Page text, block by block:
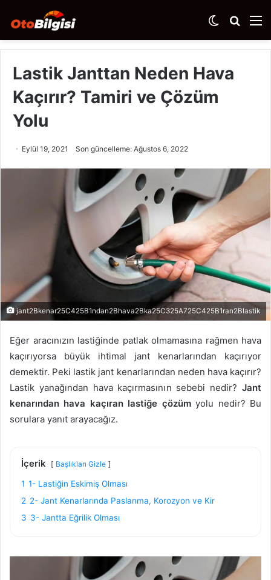
Arama
yap
Dış
görünümü
Lastik Janttan Neden Hava
Kaçırır? Tamiri ve Çözüm
Yolu
Eylül 19, 2021 Son güncelleme: Ağustos 6, 2022
jant2Bkenar25C425B1ndan2Bhava2Bka25C325A725C425B1ran2Blastik
Eğer aracınızın lastiğinde patlak olmamasına rağmen hava
kaçırıyorsa büyük ihtimal jant kenarlarından kaçırıyor
demektir. Peki lastik jant kenarlarından neden hava kaçırır?
Lastik yanağından hava kaçırmasının sebebi nedir? Jant
kenarından hava kaçıran lastiğe çözümyolu nedir? Bu
sorulara yanıt arayacağız.
İçerik Başlıkları Gizle
1 1- Lastiğin Eskimiş Olması
2 2- Jant Kenarlarında Paslanma, Korozyon ve Kir
3 3- Jantta Eğrilik Olması